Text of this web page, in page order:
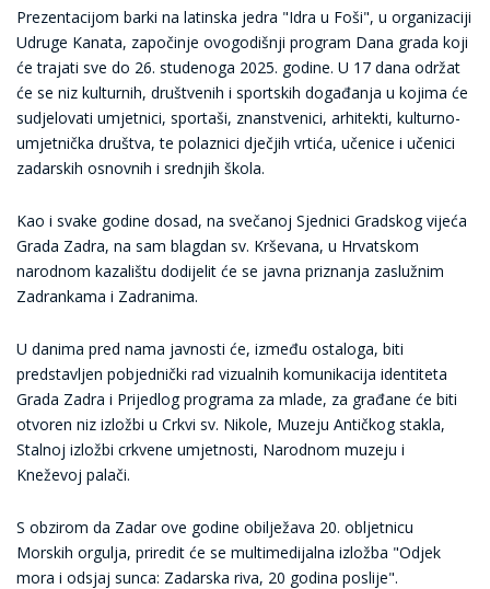
Prezentacijom barki na latinska jedra "Idra u Foši", u organizaciji
Udruge Kanata, započinje ovogodišnji program Dana grada koji
će trajati sve do 26. studenoga 2025. godine. U 17 dana održat
će se niz kulturnih, društvenih i sportskih događanja u kojima će
sudjelovati umjetnici, sportaši, znanstvenici, arhitekti, kulturno-
umjetnička društva, te polaznici dječjih vrtića, učenice i učenici
zadarskih osnovnih i srednjih škola.
Kao i svake godine dosad, na svečanoj Sjednici Gradskog vijeća
Grada Zadra, na sam blagdan sv. Krševana, u Hrvatskom
narodnom kazalištu dodijelit će se javna priznanja zaslužnim
Zadrankama i Zadranima.
U danima pred nama javnosti će, između ostaloga, biti
predstavljen pobjednički rad vizualnih komunikacija identiteta
Grada Zadra i Prijedlog programa za mlade, za građane će biti
otvoren niz izložbi u Crkvi sv. Nikole, Muzeju Antičkog stakla,
Stalnoj izložbi crkvene umjetnosti, Narodnom muzeju i
Kneževoj palači.
S obzirom da Zadar ove godine obilježava 20. obljetnicu
Morskih orgulja, priredit će se multimedijalna izložba "Odjek
mora i odsjaj sunca: Zadarska riva, 20 godina poslije".